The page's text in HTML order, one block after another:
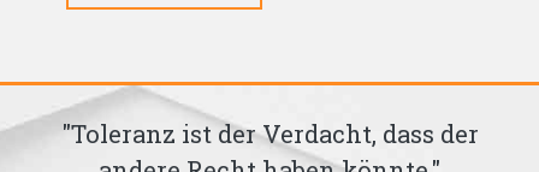
"Toleranz ist der Verdacht, dass der